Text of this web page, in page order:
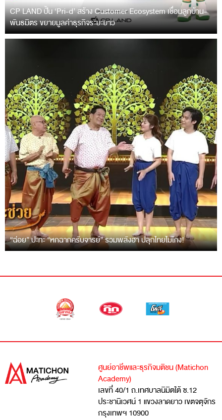
CP LAND ปั้น ‘Pri-d’ สร้าง Customer Ecosystem เชื่อมลูกบ้าน-
พันธมิตร ขยายมูลค่าธุรกิจระยะยาว
“ฉ่อย” ปะทะ “หกฉากครับจารย์” รวมพลังฮา ปลุกไทยไม่โกง!
ศูนย์อาชีพและธุรกิจมติชน (Matichon
Academy)
เลขที่ 40/1 ถ.เทศบาลนิมิตใต้ ซ.12
ประชานิเวศน์ 1 แขวงลาดยาว เขตจตุจักร
กรุงเทพฯ 10900